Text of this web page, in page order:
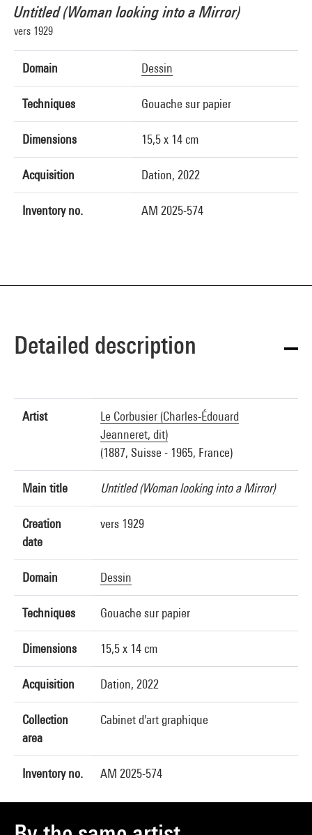
Untitled (Woman looking into a Mirror)
vers 1929
Domain Dessin
Techniques Gouache sur papier
Dimensions 15,5 x 14 cm
Acquisition Dation, 2022
Inventory no. AM 2025-574
Detailed description
Artist
Le Corbusier (Charles-Édouard
Jeanneret, dit)
(1887, Suisse - 1965, France)
Main title Untitled (Woman looking into a Mirror)
Creation
date
vers 1929
Domain Dessin
Techniques Gouache sur papier
Dimensions 15,5 x 14 cm
Acquisition Dation, 2022
Collection
area
Cabinet d'art graphique
Inventory no. AM 2025-574